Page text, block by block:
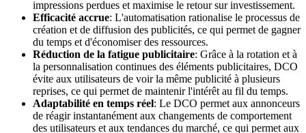
impressions perdues et maximise le retour sur investissement.
Efficacité accrue: L'automatisation rationalise le processus de
création et de diffusion des publicités, ce qui permet de gagner
du temps et d'économiser des ressources.
Réduction de la fatigue publicitaire: Grâce à la rotation et à
la personnalisation continues des éléments publicitaires, DCO
évite aux utilisateurs de voir la même publicité à plusieurs
reprises, ce qui permet de maintenir l'intérêt au fil du temps.
Adaptabilité en temps réel: Le DCO permet aux annonceurs
de réagir instantanément aux changements de comportement
des utilisateurs et aux tendances du marché, ce qui permet aux